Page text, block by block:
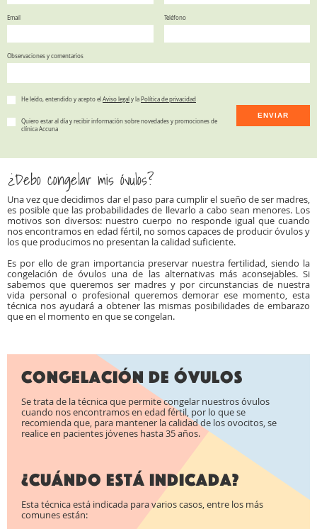
Email Teléfono
Observaciones y comentarios
He leído, entendido y acepto el Aviso legal y la Política de privacidad
Quiero estar al día y recibir información sobre novedades y promociones de
clínica Accuna
ENVIAR
¿Debo congelar mis óvulos?
Una vez que decidimos dar el paso para cumplir el sueño de ser madres,
es posible que las probabilidades de llevarlo a cabo sean menores. Los
motivos son diversos: nuestro cuerpo no responde igual que cuando
nos encontramos en edad fértil, no somos capaces de producir óvulos y
los que producimos no presentan la calidad suficiente.
Es por ello de gran importancia preservar nuestra fertilidad, siendo la
congelación de óvulos una de las alternativas más aconsejables. Si
sabemos que queremos ser madres y por circunstancias de nuestra
vida personal o profesional queremos demorar ese momento, esta
técnica nos ayudará a obtener las mismas posibilidades de embarazo
que en el momento en que se congelan.
Congelación de óvulos
Se trata de la técnica que permite congelar nuestros óvulos
cuando nos encontramos en edad fértil, por lo que se
recomienda que, para mantener la calidad de los ovocitos, se
realice en pacientes jóvenes hasta 35 años.
¿Cuándo está indicada?
Esta técnica está indicada para varios casos, entre los más
comunes están: